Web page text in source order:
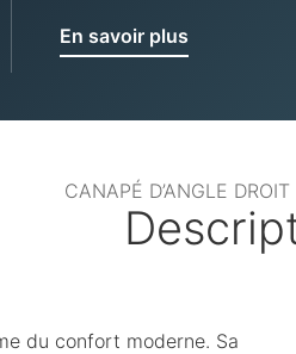
En savoir plus
CANAPÉ D’ANGLE
du confort moderne. Sa